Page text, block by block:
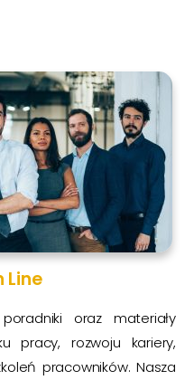
Line
oraz materiały
pracy, rozwoju kariery,
pracowników. Nasza